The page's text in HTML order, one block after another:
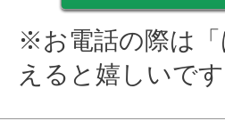
※お電話の際は
えると嬉しいです